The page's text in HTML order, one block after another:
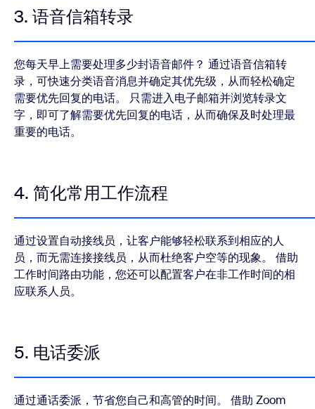
3. 语音信箱转录
您每天早上需要处理多少封语音邮件？ 通过语音信箱转
录，可快速分类语音消息并确定其优先级，从而轻松确定
需要优先回复的电话。 只需进入电子邮箱并浏览转录文
字，即可了解需要优先回复的电话，从而确保及时处理最
重要的电话。
4. 简化常用工作流程
通过设置自动接线员，让客户能够轻松联系到相应的人
员，而无需连接接线员，从而杜绝客户空等的现象。 借助
工作时间路由功能，您还可以配置客户在非工作时间的相
应联系人员。
5. 电话委派
通过通话委派，节省您自己和高管的时间。 借助 Zoom